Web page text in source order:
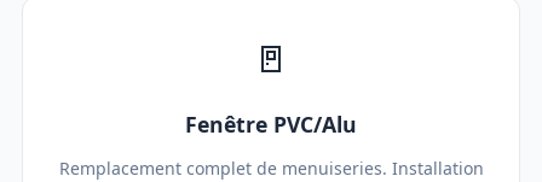
🚪
Fenêtre PVC/Alu
Remplacement complet de menuiseries. Installation